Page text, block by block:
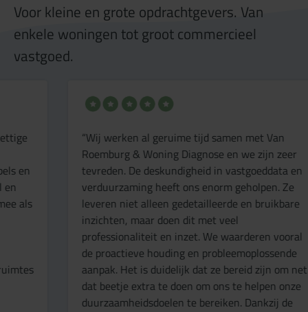
Voor kleine en grote opdrachtgevers. Van
enkele woningen tot groot commercieel
vastgoed.
“Wij werken al geruime tijd samen met Van
Roemburg & Woning Diagnose en we zijn zeer
tevreden. De deskundigheid in vastgoeddata en
verduurzaming heeft ons enorm geholpen. Ze
leveren niet alleen gedetailleerde en bruikbare
inzichten, maar doen dit met veel
professionaliteit en inzet. We waarderen vooral
de proactieve houding en probleemoplossende
aanpak. Het is duidelijk dat ze bereid zijn om net
dat beetje extra te doen om ons te helpen onze
duurzaamheidsdoelen te bereiken. Dankzij de